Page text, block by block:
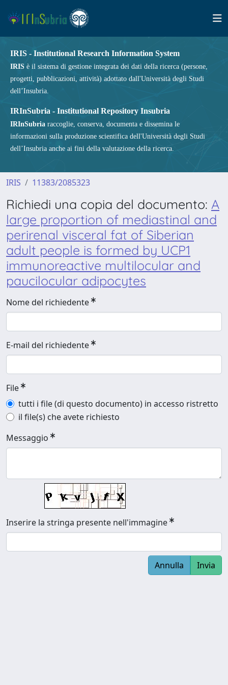
IRIS - Institutional Research Information System
IRIS è il sistema di gestione integrata dei dati della ricerca (persone,
progetti, pubblicazioni, attività) adottato dall'Università degli Studi
dell’Insubria.
IRInSubria - Institutional Repository Insubria
IRInSubria raccoglie, conserva, documenta e dissemina le
informazioni sulla produzione scientifica dell'Università degli Studi
dell’Insubria anche ai fini della valutazione della ricerca.
IRIS 11383/2085323
Richiedi una copia del documento: A
large proportion of mediastinal and
perirenal visceral fat of Siberian
adult people is formed by UCP1
immunoreactive multilocular and
paucilocular adipocytes
Nome del richiedente
E-mail del richiedente
File
tutti i file (di questo documento) in accesso ristretto
il file(s) che avete richiesto
Messaggio
Inserire la stringa presente nell'immagine
Annulla Invia